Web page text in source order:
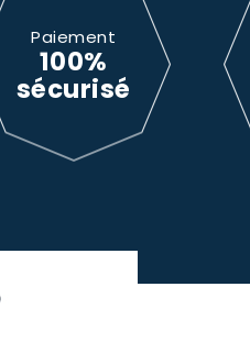
Paiement
100%
sécurisé